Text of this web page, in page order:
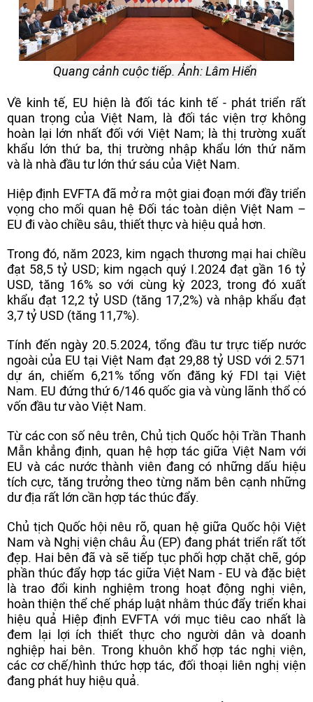
Quang cảnh cuộc tiếp. Ảnh: Lâm Hiển
Về kinh tế, EU hiện là đối tác kinh tế - phát triển rất
quan trọng của Việt Nam, là đối tác viện trợ không
hoàn lại lớn nhất đối với Việt Nam; là thị trường xuất
khẩu lớn thứ ba, thị trường nhập khẩu lớn thứ năm
và là nhà đầu tư lớn thứ sáu của Việt Nam.
Hiệp định EVFTA đã mở ra một giai đoạn mới đầy triển
vọng cho mối quan hệ Đối tác toàn diện Việt Nam –
EU đi vào chiều sâu, thiết thực và hiệu quả hơn.
Trong đó, năm 2023, kim ngạch thương mại hai chiều
đạt 58,5 tỷ USD; kim ngạch quý I.2024 đạt gần 16 tỷ
USD, tăng 16% so với cùng kỳ 2023, trong đó xuất
khẩu đạt 12,2 tỷ USD (tăng 17,2%) và nhập khẩu đạt
3,7 tỷ USD (tăng 11,7%).
Tính đến ngày 20.5.2024, tổng đầu tư trực tiếp nước
ngoài của EU tại Việt Nam đạt 29,88 tỷ USD với 2.571
dự án, chiếm 6,21% tổng vốn đăng ký FDI tại Việt
Nam. EU đứng thứ 6/146 quốc gia và vùng lãnh thổ có
vốn đầu tư vào Việt Nam.
Từ các con số nêu trên, Chủ tịch Quốc hội Trần Thanh
Mẫn khẳng định, quan hệ hợp tác giữa Việt Nam với
EU và các nước thành viên đang có những dấu hiệu
tích cực, tăng trưởng theo từng năm bên cạnh những
dư địa rất lớn cần hợp tác thúc đẩy.
Chủ tịch Quốc hội nêu rõ, quan hệ giữa Quốc hội Việt
Nam và Nghị viện châu Âu (EP) đang phát triển rất tốt
đẹp. Hai bên đã và sẽ tiếp tục phối hợp chặt chẽ, góp
phần thúc đẩy hợp tác giữa Việt Nam - EU và đặc biệt
là trao đổi kinh nghiệm trong hoạt động nghị viện,
hoàn thiện thể chế pháp luật nhằm thúc đẩy triển khai
hiệu quả Hiệp định EVFTA với mục tiêu cao nhất là
đem lại lợi ích thiết thực cho người dân và doanh
nghiệp hai bên. Trong khuôn khổ hợp tác nghị viện,
các cơ chế/hình thức hợp tác, đối thoại liên nghị viện
đang phát huy hiệu quả.